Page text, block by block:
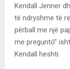
Kendall Jenner
të ndryshme të
përball me një
me preguntó”
Kendall heshti.